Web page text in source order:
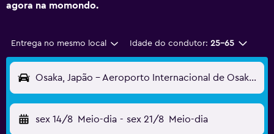
agora na momondo.
Entrega no mesmo local Idade do condutor: 25-65
Osaka, Japão - Aeroporto Internacional de Osaka Kansai (KIX)
sex 14/8 Meio-dia - sex 21/8 Meio-dia